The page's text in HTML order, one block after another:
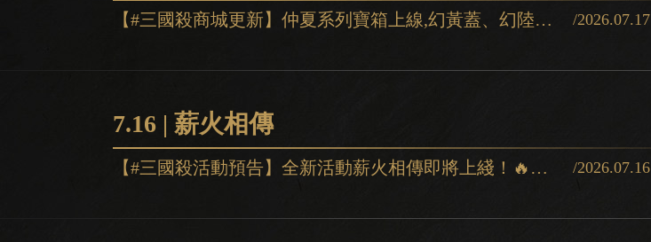
【#三國殺商城更新】仲夏系列寶箱上線,幻黃蓋、幻陸遜同步登場!✨激活碼輸入「仲夏清歡」即可領取「琥珀 /2026.07.17
7.16 | 薪火相傳
【#三國殺活動預告】全新活動薪火相傳即將上綫！🔥薪火不熄，代代相傳。以老帶新，三人成軍。攜手做任務， /2026.07.16